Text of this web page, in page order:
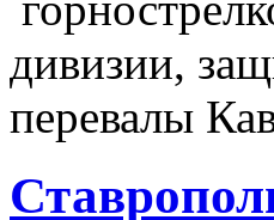
дивизии,
перевалы